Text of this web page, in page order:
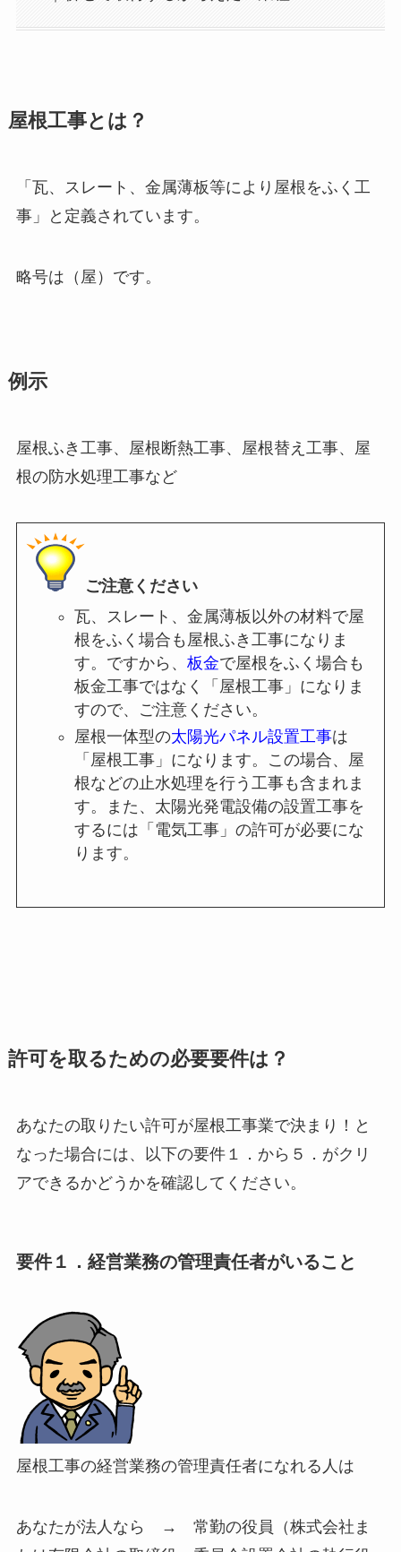
屋根工事とは？
「瓦、スレート、金属薄板等により屋根をふく工
事」と定義されています。
略号は（屋）です。
例示
屋根ふき工事、屋根断熱工事、屋根替え工事、屋
根の防水処理工事など
ご注意ください
瓦、スレート、金属薄板以外の材料で屋
根をふく場合も屋根ふき工事になりま
す。ですから、 板金で屋根をふく場合も
板金工事ではなく「屋根工事」になりま
すので、ご注意ください。
屋根一体型の太陽光パネル設置工事は
「屋根工事」になります。この場合、屋
根などの止水処理を行う工事も含まれま
す。また、太陽光発電設備の設置工事を
するには「電気工事」の許可が必要にな
ります。
許可を取るための必要要件は？
あなたの取りたい許可が屋根工事業で決まり！と
なった場合には、以下の要件１．から５．がクリ
アできるかどうかを確認してください。
要件１．経営業務の管理責任者がいること
屋根工事の経営業務の管理責任者になれる人は
あなたが法人なら → 常勤の役員（株式会社ま